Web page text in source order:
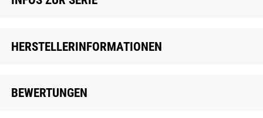
HERSTELLERINFORMATIONEN
BEWERTUNGEN